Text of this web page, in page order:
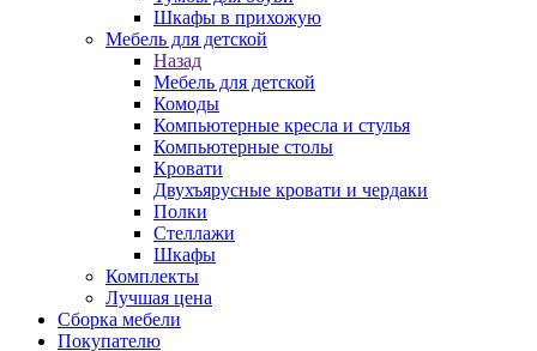
Шкафы в прихожую
Мебель для детской
Назад
Мебель для детской
Комоды
Компьютерные кресла и стулья
Компьютерные столы
Кровати
Двухъярусные кровати и чердаки
Полки
Стеллажи
Шкафы
Комплекты
Лучшая цена
Сборка мебели
Покупателю